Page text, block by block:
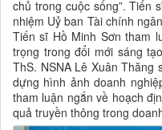
chủ trong cuộc sống”. Tiến
nhiệm Uỷ ban Tài chính
Tiến sĩ Hồ Minh Sơn tham
trọng trong đổi mới sáng
ThS. NSNA Lê Xuân Thăng
dựng hình ảnh doanh
tham luận ngắn về hoạch
quả truyền thông trong